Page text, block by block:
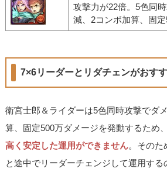
攻撃力が22倍。5色同
減、2コンボ加算、固
7×6リーダーとリダチェンがおす
衛宮士郎＆ライダーは5色同時攻撃でダ
算、固定500万ダメージを発動するため
高く安定した運用ができません。そのた
と途中でリーダーチェンジして運用する